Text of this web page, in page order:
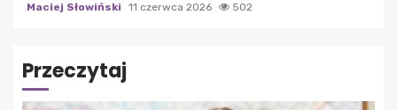
Maciej Słowiński 11 czerwca 2026 502
Przeczytaj